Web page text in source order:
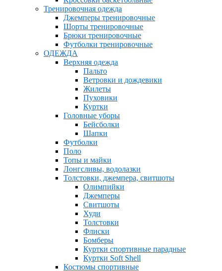
Тренировочная одежда
Джемперы тренировочные
Шорты тренировочные
Брюки тренировочные
Футболки тренировочные
ОДЕЖДА
Верхняя одежда
Пальто
Ветровки и дождевики
Жилеты
Пуховики
Куртки
Головные уборы
Бейсболки
Шапки
Футболки
Поло
Топы и майки
Лонгсливы, водолазки
Толстовки, джемпера, свитшоты
Олимпийки
Джемперы
Свитшоты
Худи
Толстовки
Флиски
Бомберы
Куртки спортивные парадные
Куртки Soft Shell
Костюмы спортивные